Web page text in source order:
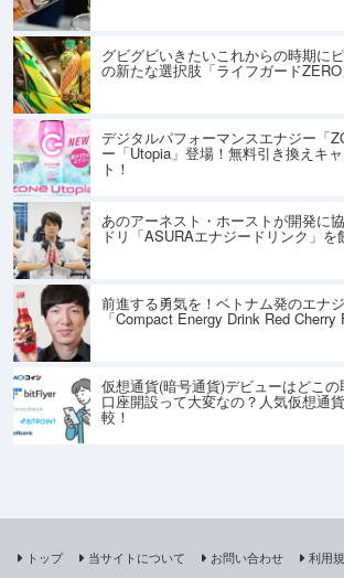
グビグビいきたいこれからの時期に
の新たな選択肢「ライフガードZERO
デジタルパフォーマンスエナジー「
ー「Utopia」登場！無料引き換えキ
ト！
あのアーネスト・ホーストが開発に
ドリ「ASURAエナジードリンク」を
前進する勇気を！ベトナム発のエナ
「Compact Energy Drink Red
仮想通貨(暗号通貨)デビューはどこの
口座開設って大変なの？人気仮想通
較！
トップ 当サイトについて お問い合わせ 利用